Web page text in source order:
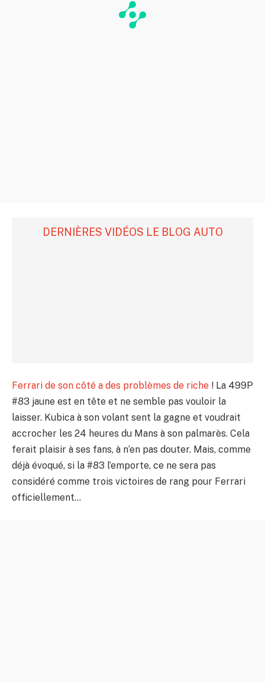
DERNIÈRES VIDÉOS LE BLOG AUTO
Ferrari de son côté a des problèmes de riche ! La 499P
#83 jaune est en tête et ne semble pas vouloir la
laisser. Kubica à son volant sent la gagne et voudrait
accrocher les 24 heures du Mans à son palmarès. Cela
ferait plaisir à ses fans, à n’en pas douter. Mais, comme
déjà évoqué, si la #83 l’emporte, ce ne sera pas
considéré comme trois victoires de rang pour Ferrari
officiellement…